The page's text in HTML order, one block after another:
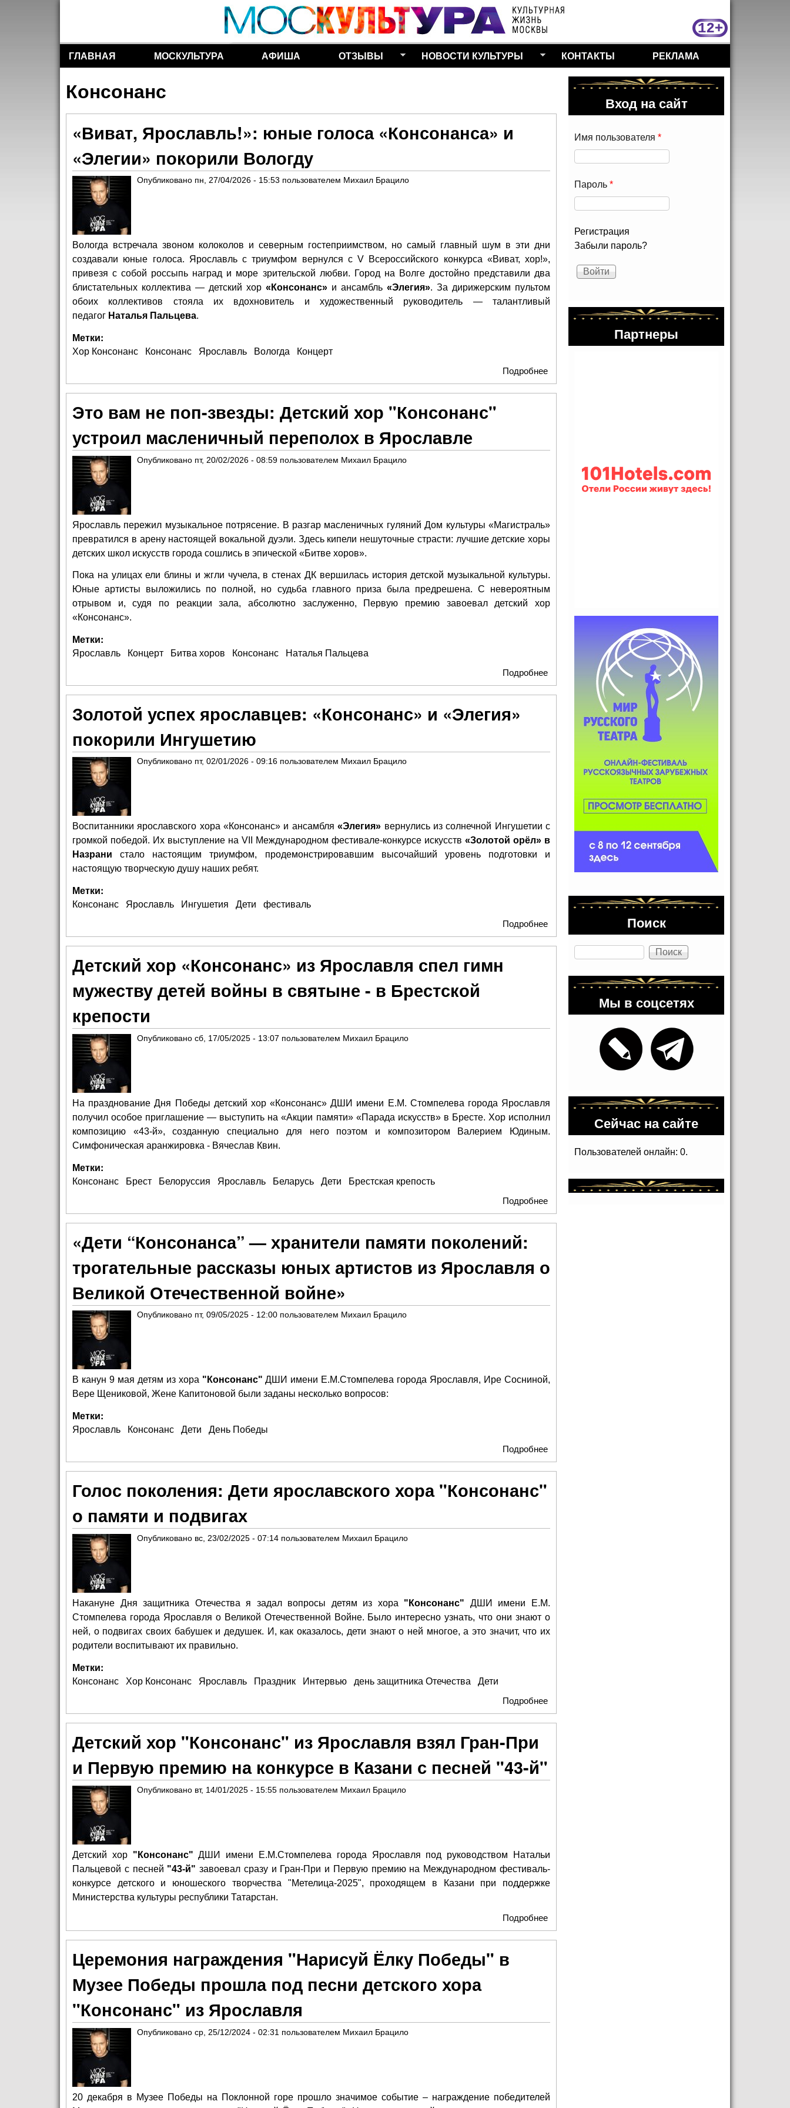
Перейти к основному
содержанию
Разделы сайта
ГЛАВНАЯ МОСКУЛЬТУРА АФИША ОТЗЫВЫ НОВОСТИ КУЛЬТУРЫ КОНТАКТЫ РЕКЛАМА
Консонанс
«Виват, Ярославль!»: юные голоса «Консонанса» и
«Элегии» покорили Вологду
Опубликовано пн, 27/04/2026 - 15:53 пользователем Михаил Брацило
Вологда встречала звоном колоколов и северным гостеприимством, но самый главный шум в эти дни
создавали юные голоса. Ярославль с триумфом вернулся с V Всероссийского конкурса «Виват, хор!»,
привезя с собой россыпь наград и море зрительской любви. Город на Волге достойно представили два
блистательных коллектива — детский хор «Консонанс» и ансамбль «Элегия». За дирижерским пультом
обоих коллективов стояла их вдохновитель и художественный руководитель — талантливый
педагог Наталья Пальцева.
Метки:
Хор Консонанс Консонанс Ярославль Вологда
Концерт
Подробнее
«Элегии» покорили Вологду
Это вам не поп-звезды: Детский хор "Консонанс"
устроил масленичный переполох в Ярославле
Опубликовано пт, 20/02/2026 - 08:59 пользователем Михаил Брацило
Ярославль пережил музыкальное потрясение. В разгар масленичных гуляний Дом культуры «Магистраль»
превратился в арену настоящей вокальной дуэли. Здесь кипели нешуточные страсти: лучшие детские хоры
детских школ искусств города сошлись в эпической «Битве хоров».
Пока на улицах ели блины и жгли чучела, в стенах ДК вершилась история детской музыкальной культуры.
Юные артисты выложились по полной, но судьба главного приза была предрешена. С невероятным
отрывом и, судя по реакции зала, абсолютно заслуженно, Первую премию завоевал детский хор
«Консонанс».
Метки:
Ярославль Концерт Битва хоров Консонанс
Наталья Пальцева
Подробнее о Это вам не поп-звезды: Детский хор "Консонанс" устроил
масленичный переполох в Ярославле
Золотой успех ярославцев: «Консонанс» и «Элегия»
покорили Ингушетию
Опубликовано пт, 02/01/2026 - 09:16 пользователем Михаил Брацило
Воспитанники ярославского хора «Консонанс» и ансамбля«Элегия» вернулись из солнечной Ингушетии с
громкой победой. Их выступление на VII Международном фестивале-конкурсе искусств «Золотой орёл» в
Назрани стало настоящим триумфом, продемонстрировавшим высочайший уровень подготовки и
настоящую творческую душу наших ребят.
Метки:
Консонанс Ярославль Ингушетия Дети
фестиваль
Подробнее о Золотой успех ярославцев: «Консонанс» и «Элегия»
покорили Ингушетию
Детский хор «Консонанс» из Ярославля спел гимн
мужеству детей войны в святыне - в Брестской
крепости
Опубликовано сб, 17/05/2025 - 13:07 пользователем Михаил Брацило
На празднование Дня Победы детский хор «Консонанс» ДШИ имени Е.М. Стомпелева города Ярославля
получил особое приглашение — выступить на «Акции памяти» «Парада искусств» в Бресте. Хор исполнил
композицию «43-й», созданную специально для него поэтом и композитором Валерием Юдиным.
Симфоническая аранжировка - Вячеслав Квин.
Метки:
Консонанс Брест Белоруссия Ярославль Беларусь Дети
Брестская крепость
Подробнее
мужеству детей войны в святыне - в Брестской крепости
«Дети “Консонанса” — хранители памяти поколений:
трогательные рассказы юных артистов из Ярославля о
Великой Отечественной войне»
Опубликовано пт, 09/05/2025 - 12:00 пользователем Михаил Брацило
В канун 9 мая детям из хора "Консонанс" ДШИ имени Е.М.Стомпелева города Ярославля, Ире Сосниной,
Вере Щениковой, Жене Капитоновой были заданы несколько вопросов:
Метки:
Ярославль Консонанс Дети
День Победы
Подробнее
трогательные рассказы юных артистов из Ярославля о
Великой Отечественной войне»
Голос поколения: Дети ярославского хора "Консонанс"
о памяти и подвигах
Опубликовано вс, 23/02/2025 - 07:14 пользователем Михаил Брацило
Накануне Дня защитника Отечества я задал вопросы детям из хора "Консонанс" ДШИ имени Е.М.
Стомпелева города Ярославля о Великой Отечественной Войне. Было интересно узнать, что они знают о
ней, о подвигах своих бабушек и дедушек. И, как оказалось, дети знают о ней многое, а это значит, что их
родители воспитывают их правильно.
Метки:
Консонанс Хор Консонанс Ярославль Праздник Интервью день защитника Отечества
Дети
Подробнее
памяти и подвигах
Детский хор "Консонанс" из Ярославля взял Гран-При
и Первую премию на конкурсе в Казани с песней "43-й"
Опубликовано вт, 14/01/2025 - 15:55 пользователем Михаил Брацило
Детский хор "Консонанс" ДШИ имени Е.М.Стомпелева города Ярославля под руководством Натальи
Пальцевой с песней "43-й" завоевал сразу и Гран-При и Первую премию на Международном фестиваль-
конкурсе детского и юношеского творчества "Метелица-2025", проходящем в Казани при поддержке
Министерства культуры республики Татарстан.
Подробнее
Первую премию на конкурсе в Казани с песней "43-й"
Церемония награждения "Нарисуй Ёлку Победы" в
Музее Победы прошла под песни детского хора
"Консонанс" из Ярославля
Опубликовано ср, 25/12/2024 - 02:31 пользователем Михаил Брацило
20 декабря в Музее Победы на Поклонной горе прошло значимое событие – награждение победителей
Вход на сайт
Имя пользователя *
Пароль *
Регистрация
Забыли пароль?
Партнеры
Поиск
Поиск
Мы в соцсетях
Сейчас на сайте
Пользователей онлайн: 0.